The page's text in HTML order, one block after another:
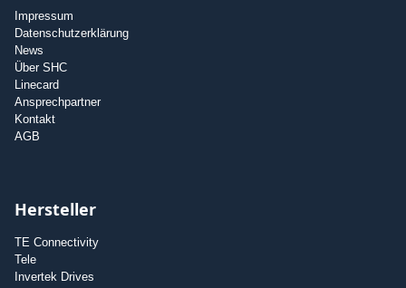
Impressum
Datenschutzerklärung
News
Über SHC
Linecard
Ansprechpartner
Kontakt
AGB
Hersteller
TE Connectivity
Tele
Invertek Drives